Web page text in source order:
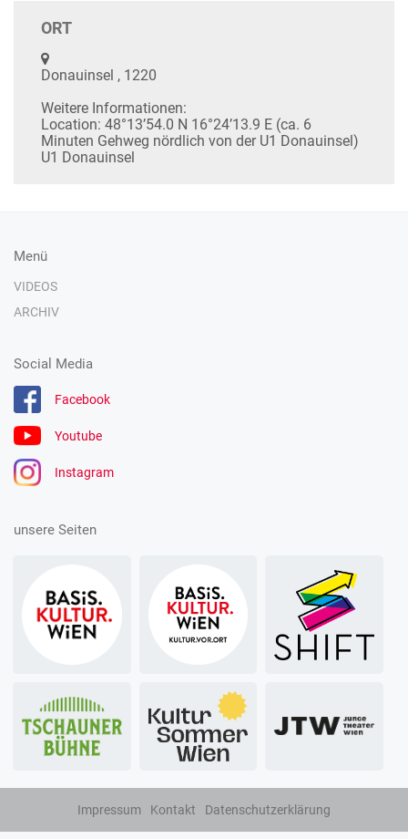
ORT
Donauinsel , 1220
Weitere Informationen:
Location: 48°13’54.0 N 16°24’13.9 E (ca. 6
Minuten Gehweg nördlich von der U1 Donauinsel)
U1 Donauinsel
Menü
VIDEOS
ARCHIV
Social Media
Facebook
Youtube
Instagram
unsere Seiten
Impressum Kontakt Datenschutzerklärung